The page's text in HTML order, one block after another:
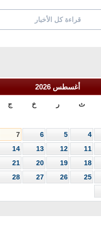
قراءة كل الأخبار
أغسطس 2026
ث ر خ ج
4
5
6
7
11
12
13
14
18
19
20
21
25
26
27
28